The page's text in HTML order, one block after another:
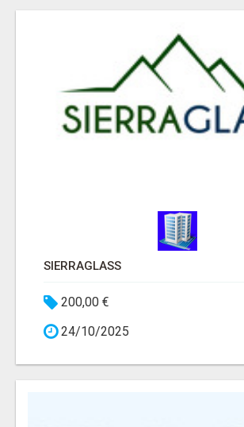
SIERRAGLASS
200,00 €
24/10/2025